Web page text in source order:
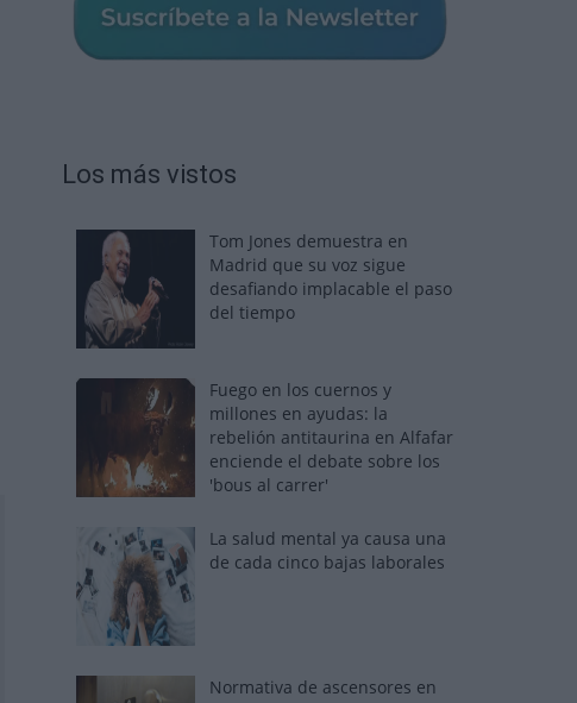
Los más vistos
Tom Jones demuestra en
Madrid que su voz sigue
desafiando implacable el paso
del tiempo
Fuego en los cuernos y
millones en ayudas: la
rebelión antitaurina en Alfafar
enciende el debate sobre los
'bous al carrer'
La salud mental ya causa una
de cada cinco bajas laborales
Normativa de ascensores en